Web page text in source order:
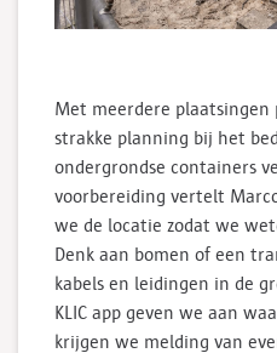
Met meerdere plaatsingen
strakke planning bij het
ondergrondse containers
voorbereiding vertelt
we de locatie zodat we
Denk aan bomen of een
kabels en leidingen in de
KLIC app geven we aan
krijgen we melding van